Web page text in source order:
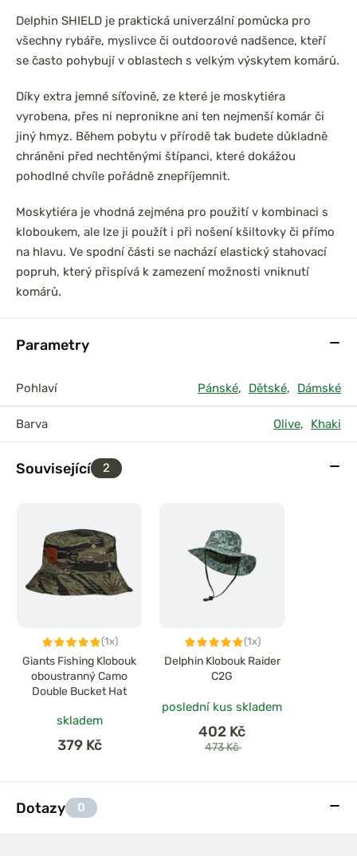
Delphin SHIELD je praktická univerzální pomůcka pro
všechny rybáře, myslivce či outdoorové nadšence, kteří
se často pohybují v oblastech s velkým výskytem komárů.
Díky extra jemné síťovině, ze které je moskytiéra
vyrobena, přes ni nepronikne ani ten nejmenší komár či
jiný hmyz. Během pobytu v přírodě tak budete důkladně
chráněni před nechtěnými štípanci, které dokážou
pohodlné chvíle pořádně znepříjemnit.
Moskytiéra je vhodná zejména pro použití v kombinaci s
kloboukem, ale lze ji použít i při nošení kšiltovky či přímo
na hlavu. Ve spodní části se nachází elastický stahovací
popruh, který přispívá k zamezení možnosti vniknutí
komárů.
Parametry
Pohlaví Pánské, Dětské, Dámské
Barva Olive, Khaki
Související 2
(1x)
Giants Fishing Klobouk
oboustranný Camo
Double Bucket Hat
skladem
379 Kč
(1x)
Delphin Klobouk Raider
C2G
poslední kus skladem
402 Kč
473 Kč
Dotazy 0